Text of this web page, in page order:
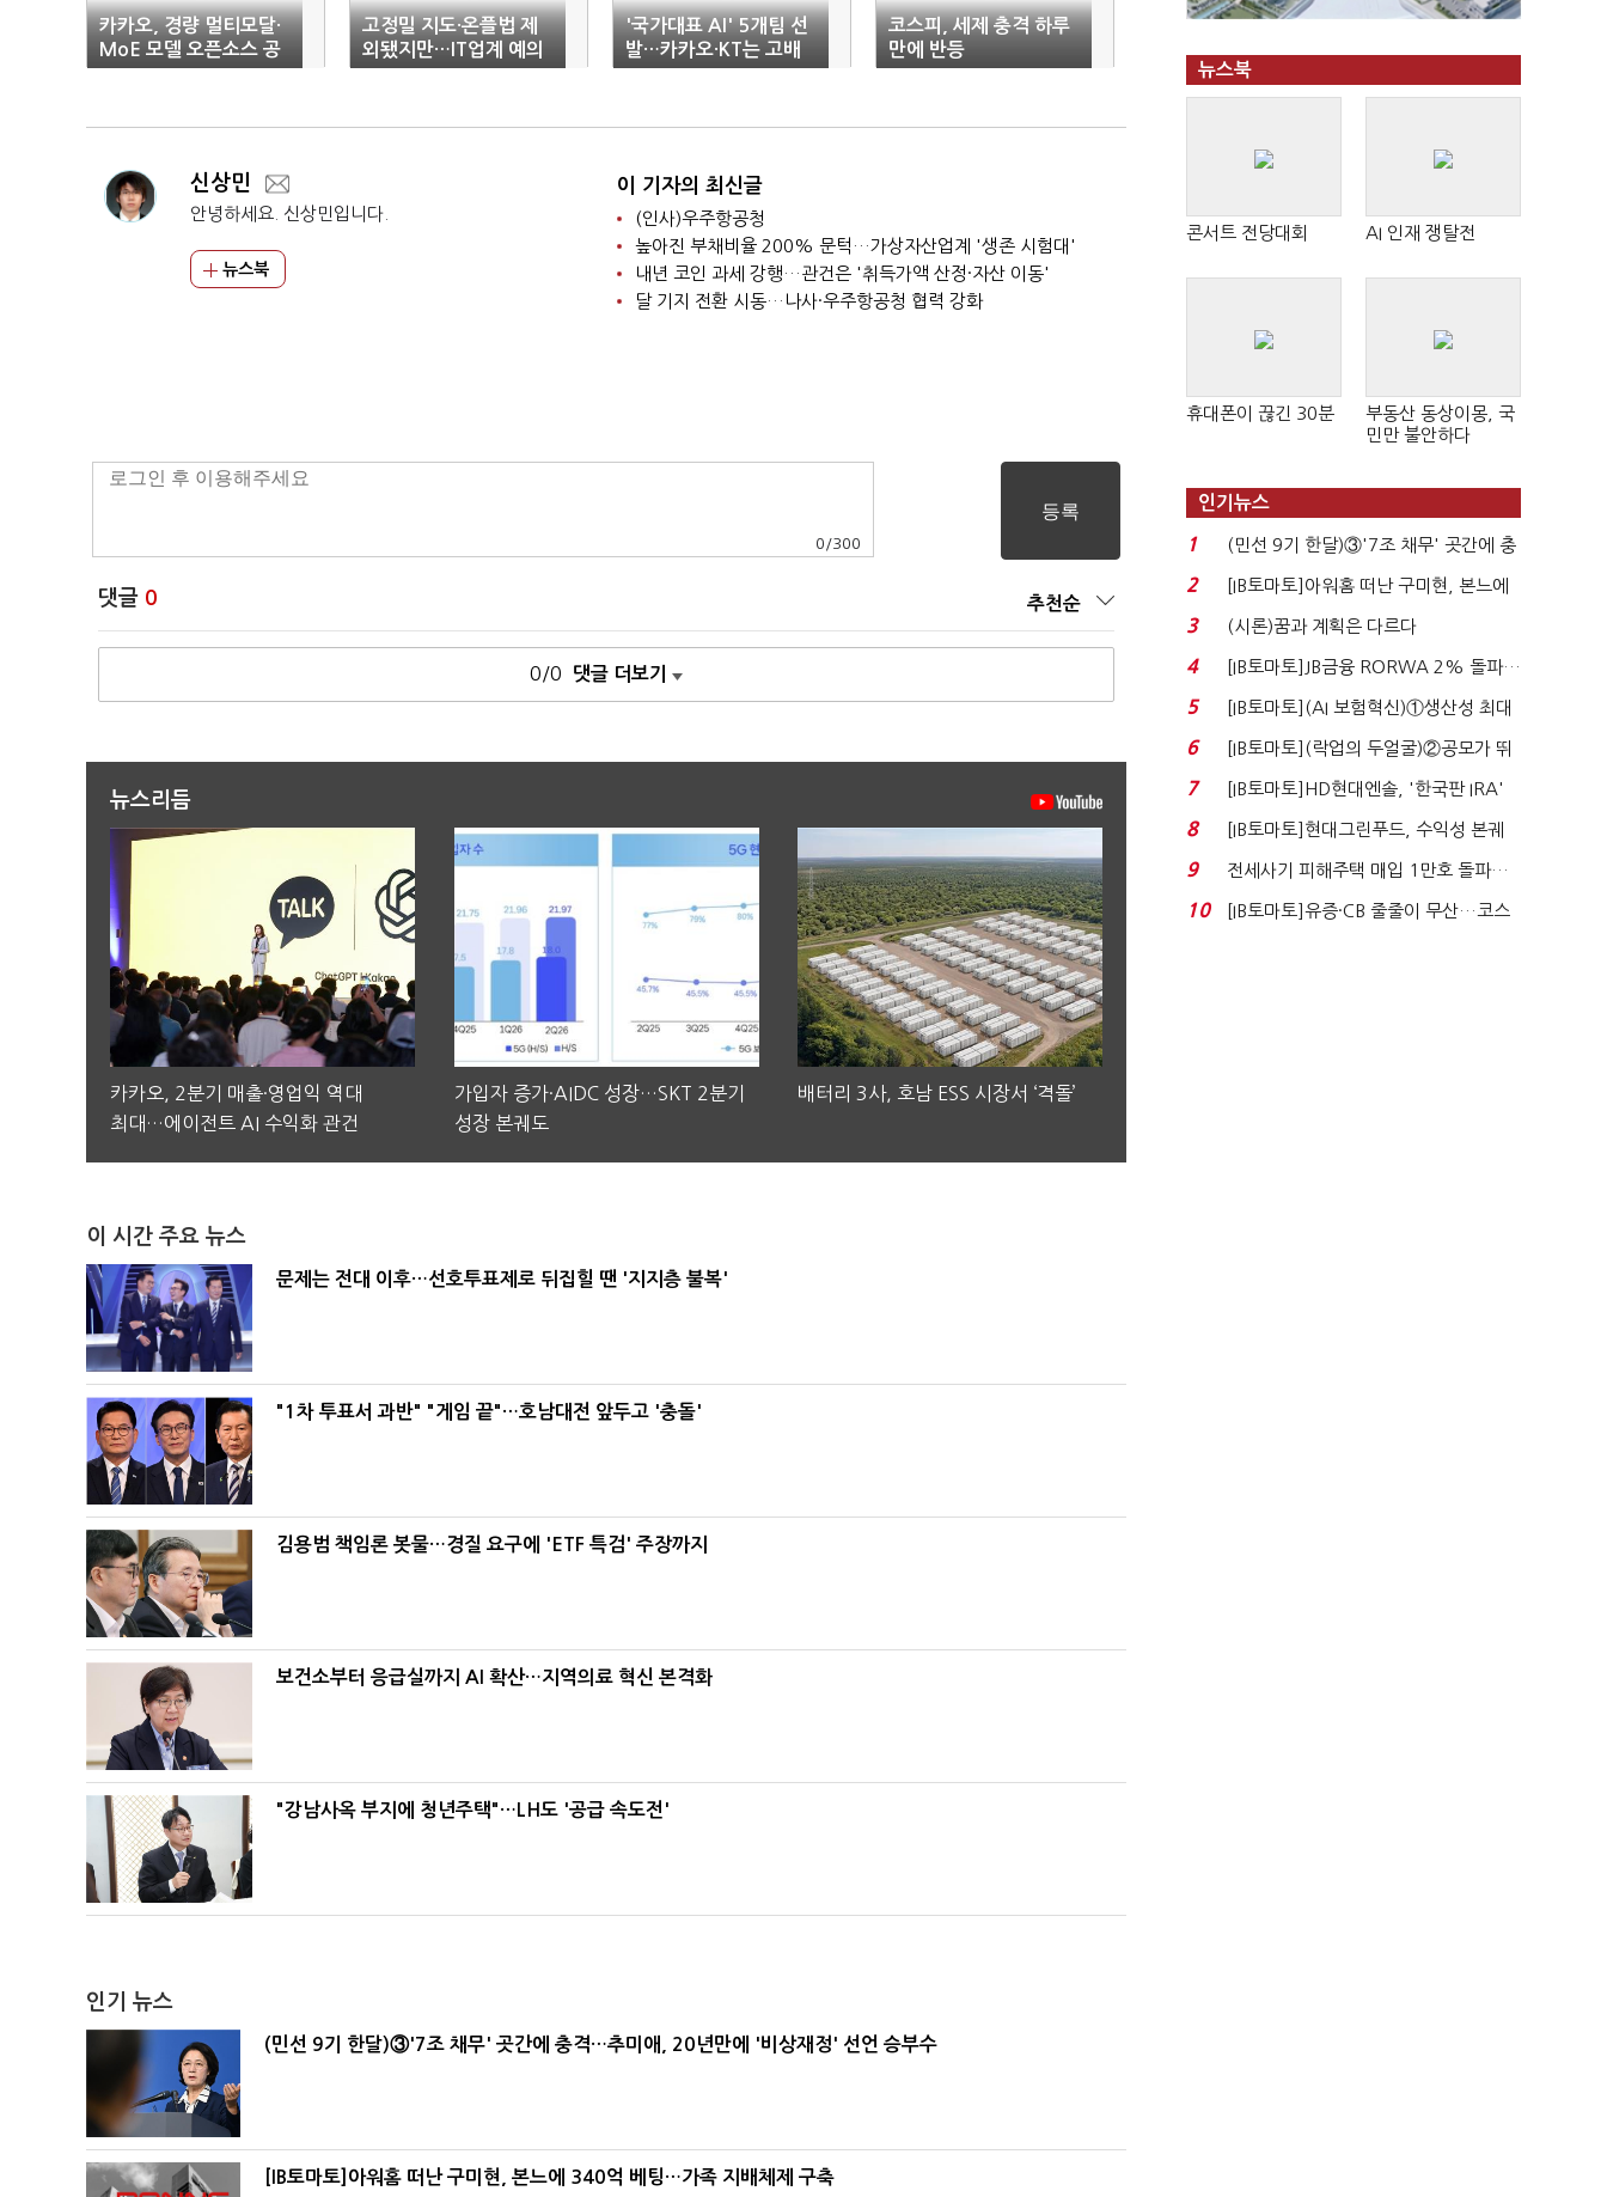
카카오, 경량 멀티모달·
MoE 모델 오픈소스 공
개
고정밀 지도·온플법 제
외됐지만…IT업계 예의
주시
'국가대표 AI' 5개팀 선
발…카카오·KT는 고배
코스피, 세제 충격 하루
만에 반등
신상민
안녕하세요. 신상민입니다.
뉴스북
이 기자의 최신글
(인사)우주항공청
높아진 부채비율 200% 문턱…가상자산업계 '생존 시험대'
내년 코인 과세 강행…관건은 '취득가액 산정·자산 이동'
달 기지 전환 시동…나사·우주항공청 협력 강화
0 /300
댓글 0 추천순
0/0 댓글 더보기
뉴스리듬
카카오, 2분기 매출·영업익 역대
최대…에이전트 AI 수익화 관건
가입자 증가·AIDC 성장…SKT 2분기
성장 본궤도
배터리 3사, 호남 ESS 시장서 ‘격돌’
이 시간 주요 뉴스
문제는 전대 이후…선호투표제로 뒤집힐 땐 '지지층 불복'
"1차 투표서 과반" "게임 끝"…호남대전 앞두고 '충돌'
김용범 책임론 봇물…경질 요구에 'ETF 특검' 주장까지
보건소부터 응급실까지 AI 확산…지역의료 혁신 본격화
"강남사옥 부지에 청년주택"…LH도 '공급 속도전'
인기 뉴스
(민선 9기 한달)③'7조 채무' 곳간에 충격…추미애, 20년만에 '비상재정' 선언 승부수
[IB토마토]아워홈 떠난 구미현, 본느에 340억 베팅…가족 지배체제 구축
뉴스북
콘서트 전당대회 AI 인재 쟁탈전
휴대폰이 끊긴 30분
부동산 동상이몽, 국
민만 불안하다
인기뉴스
1
(민선 9기 한달)③'7조 채무' 곳간에 충
격…추미애, 20년...
2
[IB토마토]아워홈 떠난 구미현, 본느에
340억 베팅…가...
3 (시론)꿈과 계획은 다르다
4
[IB토마토]JB금융 RORWA 2% 돌파…
실적 견인은 은행 ...
5
[IB토마토](AI 보험혁신)①생산성 최대
80% 개선…현실...
6
[IB토마토](락업의 두얼굴)②공모가 뛰
자 첫날 매도…FI ...
7
[IB토마토]HD현대엔솔, '한국판 IRA'
수혜 부상…세액공...
8
[IB토마토]현대그린푸드, 수익성 본궤
도…실적 개선에 ...
9
전세사기 피해주택 매입 1만호 돌파…
누적 피해자 4만2...
10
[IB토마토]유증·CB 줄줄이 무산…코스